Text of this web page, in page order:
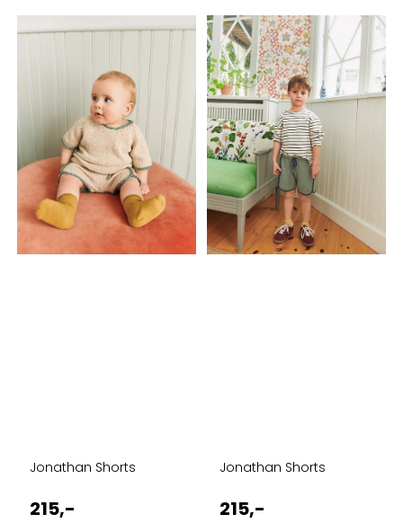
Jonathan Shorts
215,-
Jonathan Shorts
215,-